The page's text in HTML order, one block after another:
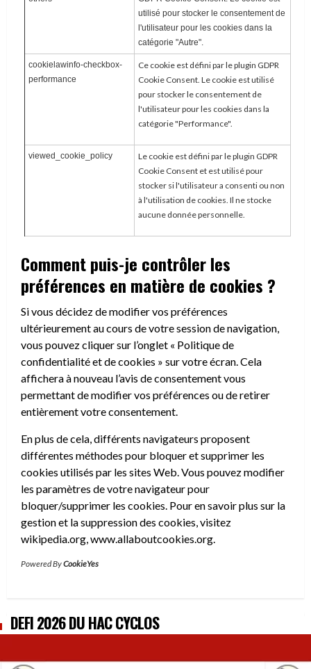
utilisé pour stocker le consentement de
l'utilisateur pour les cookies dans la
catégorie "Autre".
cookielawinfo-checkbox-
performance
Ce cookie est défini par le plugin GDPR
Cookie Consent. Le cookie est utilisé
pour stocker le consentement de
l'utilisateur pour les cookies dans la
catégorie "Performance".
viewed_cookie_policy
Le cookie est défini par le plugin GDPR
Cookie Consent et est utilisé pour
stocker si l'utilisateur a consenti ou non
à l'utilisation de cookies. Il ne stocke
aucune donnée personnelle.
Comment puis-je contrôler les
préférences en matière de cookies ?
Si vous décidez de modifier vos préférences
ultérieurement au cours de votre session de navigation,
vous pouvez cliquer sur l’onglet « Politique de
confidentialité et de cookies » sur votre écran. Cela
affichera à nouveau l’avis de consentement vous
permettant de modifier vos préférences ou de retirer
entièrement votre consentement.
En plus de cela, différents navigateurs proposent
différentes méthodes pour bloquer et supprimer les
cookies utilisés par les sites Web. Vous pouvez modifier
les paramètres de votre navigateur pour
bloquer/supprimer les cookies. Pour en savoir plus sur la
gestion et la suppression des cookies, visitez
wikipedia.org, www.allaboutcookies.org.
Powered ByCookieYes
DÉFI 2026 DU HAC CYCLOS